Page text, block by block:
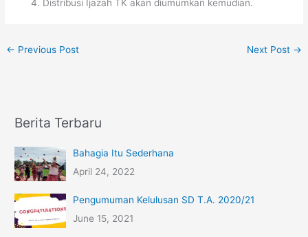
Distribusi Ijazah TK akan diumumkan kemudian.
← Previous Post Next Post →
Berita Terbaru
Bahagia Itu Sederhana
April 24, 2022
Pengumuman Kelulusan SD T.A. 2020/21
June 15, 2021